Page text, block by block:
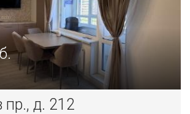
пр., д. 212